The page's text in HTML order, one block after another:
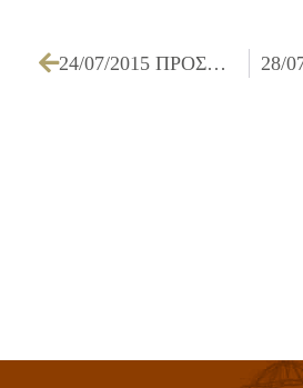
24/07/2015 ΠΡΟΣΚΛΗΣΗ ΤΩΝ ΜΕΛΩΝ ΤΗΣ ΕΠΙΤΡΟΠΗΣ ΠΟΙΟΤΗΤΑΣ ΖΩΗΣ ΓΙΑ ΤΗΝ 30/07/2015